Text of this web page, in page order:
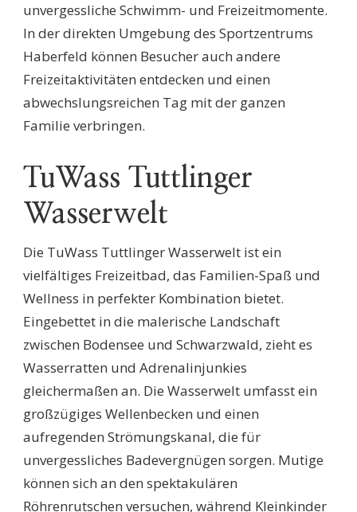
unvergessliche Schwimm- und Freizeitmomente.
In der direkten Umgebung des Sportzentrums
Haberfeld können Besucher auch andere
Freizeitaktivitäten entdecken und einen
abwechslungsreichen Tag mit der ganzen
Familie verbringen.
TuWass Tuttlinger
Wasserwelt
Die TuWass Tuttlinger Wasserwelt ist ein
vielfältiges Freizeitbad, das Familien-Spaß und
Wellness in perfekter Kombination bietet.
Eingebettet in die malerische Landschaft
zwischen Bodensee und Schwarzwald, zieht es
Wasserratten und Adrenalinjunkies
gleichermaßen an. Die Wasserwelt umfasst ein
großzügiges Wellenbecken und einen
aufregenden Strömungskanal, die für
unvergessliches Badevergnügen sorgen. Mutige
können sich an den spektakulären
Röhrenrutschen versuchen, während Kleinkinder